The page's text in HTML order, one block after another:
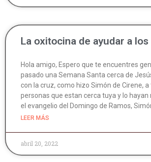
La oxitocina de ayudar a
Hola amigo, Espero que te encuentres
pasado una Semana Santa cerca de
con la cruz, como hizo Simón de Cirene, a
personas que estan cerca tuya y lo hayan
el evangelio del Domingo de Ramos,
LEER MÁS
abril 20, 2022